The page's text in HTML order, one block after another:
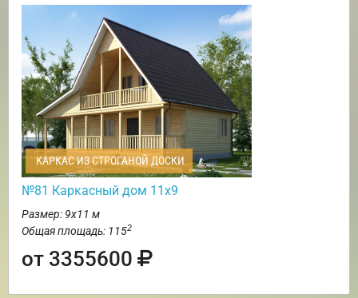
КАРКАС ИЗ СТРОГАНОЙ ДОСКИ
№81 Каркасный дом 11х9
Размер: 9х11 м
Общая площадь: 1152
от 3355600